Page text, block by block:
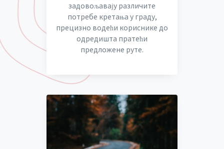
задовољавају различите
потребе кретања у граду,
прецизно водећи кориснике до
одредишта пратећи
предложене руте.